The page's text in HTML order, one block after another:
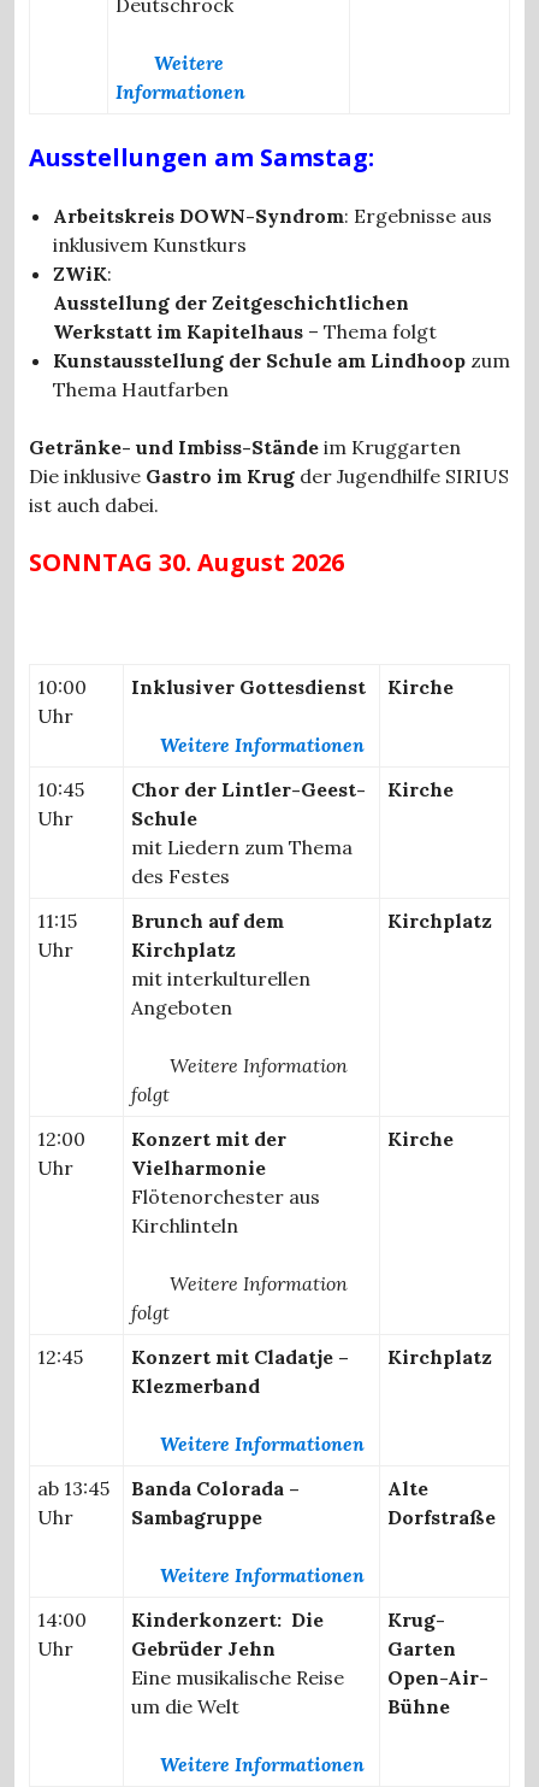
Weitere
Informationen
Ausstellungen am Samstag:
Arbeitskreis DOWN-Syndrom: Ergebnisse aus
inklusivem Kunstkurs
ZWiK:
Ausstellung der Zeitgeschichtlichen
Werkstatt im Kapitelhaus – Thema folgt
Kunstausstellung der Schule am Lindhoop zum
Thema Hautfarben
Getränke- und Imbiss-Stände im Kruggarten
Die inklusive Gastro im Krug der Jugendhilfe SIRIUS
ist auch dabei.
SONNTAG 30. August 2026
10:00
Uhr
Inklusiver Gottesdienst
Weitere Informationen
Kirche
10:45
Uhr
Chor der Lintler-Geest-
Schule
mit Liedern zum Thema
des Festes
Kirche
11:15
Uhr
Brunch auf dem
Kirchplatz
mit interkulturellen
Angeboten
Weitere Information
folgt
Kirchplatz
12:00
Uhr
Konzert mit der
Vielharmonie
Flötenorchester aus
Kirchlinteln
Weitere Information
folgt
Kirche
12:45
Konzert mit Cladatje –
Klezmerband
Weitere Informationen
Kirchplatz
ab 13:45
Uhr
Banda Colorada –
Sambagruppe
Weitere Informationen
Alte
Dorfstraße
14:00
Uhr
Kinderkonzert: Die
Gebrüder Jehn
Eine musikalische Reise
um die Welt
Weitere Informationen
Krug-
Garten
Open-Air-
Bühne